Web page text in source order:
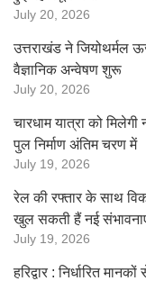
July 20, 2026
उत्तराखंड ने जियोथर्मल
वैज्ञानिक अन्वेषण शुरू
July 20, 2026
चारधाम यात्रा को
पुल निर्माण अंतिम चरण में
July 19, 2026
रेल की रफ्तार के साथ
खुल सकती हैं नई
July 19, 2026
हरिद्वार : निर्धारित